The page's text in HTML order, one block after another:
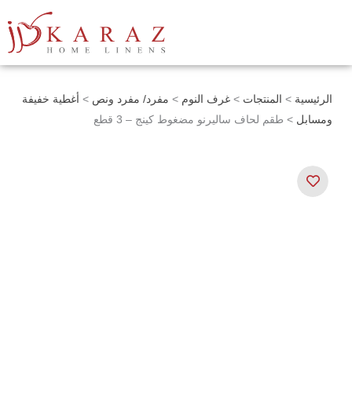
الرئيسية > المنتجات > غرف النوم > مفرد/ مفرد ونص > أغطية خفيفة
ومسابل > طقم لحاف ساليرنو مضغوط كينج – 3 قطع